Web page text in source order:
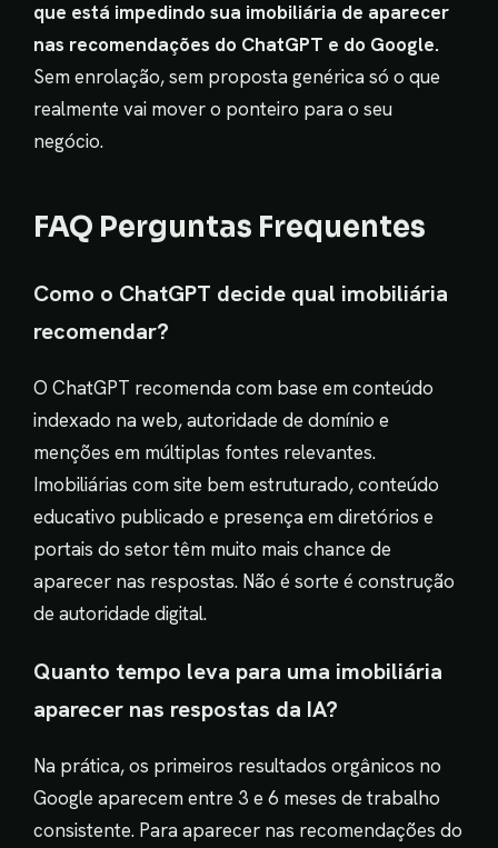
que está impedindo sua imobiliária de aparecer
nas recomendações do ChatGPT e do Google.
Sem enrolação, sem proposta genérica só o que
realmente vai mover o ponteiro para o seu
negócio.
FAQ Perguntas Frequentes
Como o ChatGPT decide qual imobiliária
recomendar?
O ChatGPT recomenda com base em conteúdo
indexado na web, autoridade de domínio e
menções em múltiplas fontes relevantes.
Imobiliárias com site bem estruturado, conteúdo
educativo publicado e presença em diretórios e
portais do setor têm muito mais chance de
aparecer nas respostas. Não é sorte é construção
de autoridade digital.
Quanto tempo leva para uma imobiliária
aparecer nas respostas da IA?
Na prática, os primeiros resultados orgânicos no
Google aparecem entre 3 e 6 meses de trabalho
consistente. Para aparecer nas recomendações do